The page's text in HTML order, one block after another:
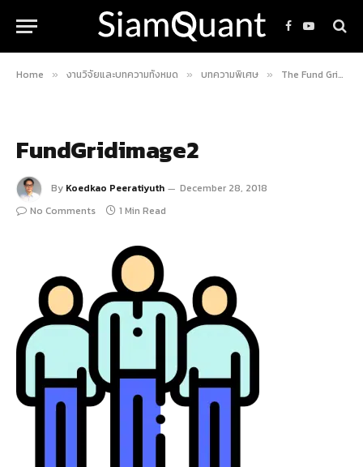
Facebook
YouTube
Home » งานวิจัยและบทความทั้งหมด » บทความพิเศษ » The Fund Grid คู่มือวิเคราะห์กองทุน A.I., Algo, Robot โดย SiamQuant
FundGridimage2
By Koedkao Peeratiyuth
December 28, 2018
No Comments
1 Min Read